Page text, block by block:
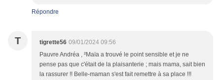
Répondre
T tigrette56 09/01/2024 09:56
Pauvre Andréa , ²Maïa a trouvé le point sensible et je ne
pense pas que c'était de la plaisanterie ; mais mama, sait bien
la rassurer !! Belle-maman s'est fait remettre à sa place !!!